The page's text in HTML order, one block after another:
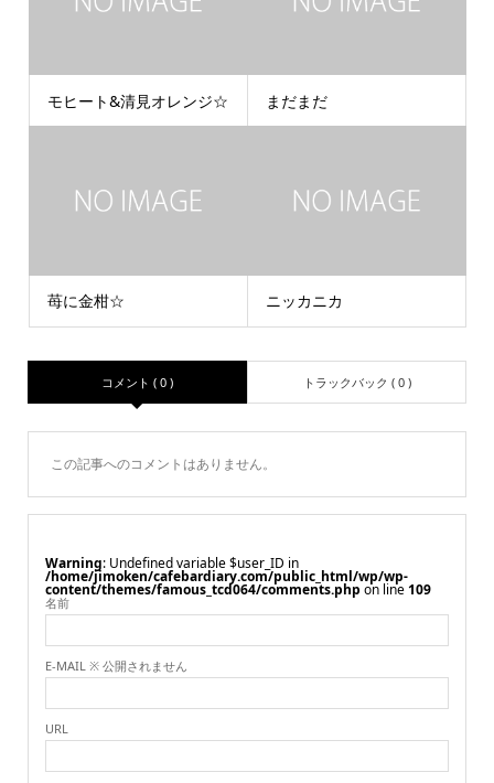
モヒート&清見オレンジ☆ まだまだ
苺に金柑☆ ニッカニカ
コメント ( 0 ) トラックバック ( 0 )
この記事へのコメントはありません。
Warning : Undefined variable $user_ID in
/home/jimoken/cafebardiary.com/public_html/wp/wp-
content/themes/famous_tcd064/comments.php on line109
名前
E-MAIL ※ 公開されません
URL